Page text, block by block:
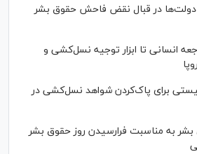
در قبال نقض‌ فاحش حقوق بشر
انسانی تا ابزار توجیه نسل‌کشی و
برای پاک‌کردن شواهد نسل‌کشی در
بشر به مناسبت فرارسیدن روز حقوق بشر